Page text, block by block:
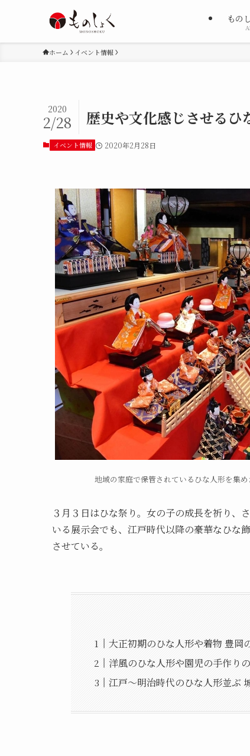
もの
ホーム イベント情報
歴史や文化感じさせるひ
2020
2/28
イベント情報 2020年2月28日
地域の家庭で保管されているひな人形を集
３月３日はひな祭り。女の子の成長を祈り、
いる展示会でも、江戸時代以降の豪華なひな
させている。
大正初期のひな人形や着物 豊岡
洋風のひな人形や園児の手作り
江戸～明治時代のひな人形並ぶ